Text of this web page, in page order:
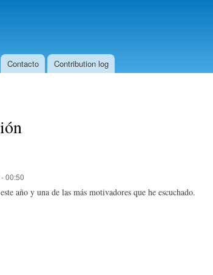
Contacto Contribution log
00:50
año y una de las más motivadores que he escuchado.